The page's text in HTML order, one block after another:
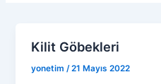
Kilit Göbekleri
yonetim/21 Mayıs 2022